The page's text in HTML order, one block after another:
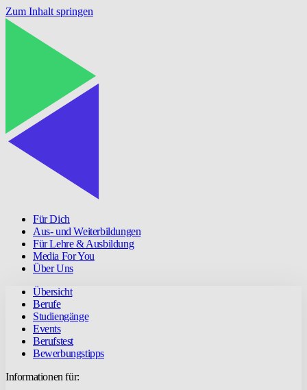
Zum Inhalt springen
Für Dich
Aus- und Weiterbildungen
Für Lehre & Ausbildung
Media For You
Über Uns
Übersicht
Berufe
Studiengänge
Events
Berufstest
Bewerbungstipps
Informationen für: